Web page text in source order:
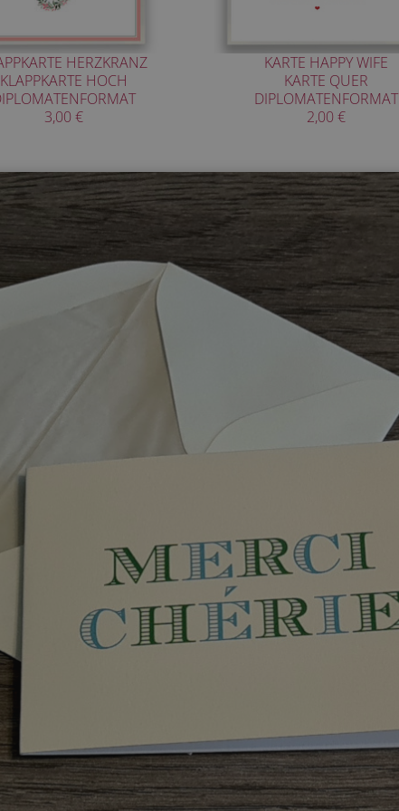
HERZKRANZ
KLAPPKARTE HOCH
3,00 €
KARTE HAPPY WIFE
KARTE QUER
DIPLOMATENFORMAT
2,00 €